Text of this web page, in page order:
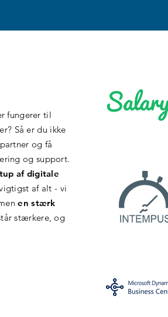
fungerer til
Så er du ikke
og få
og support.
af digitale
igtigst af alt - vi
en stærk
stærkere, og